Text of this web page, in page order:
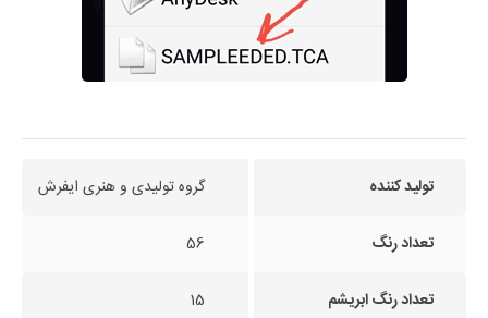
تولید کننده گروه تولیدی و هنری ایفرش
تعداد رنگ 56
تعداد رنگ ابریشم 15